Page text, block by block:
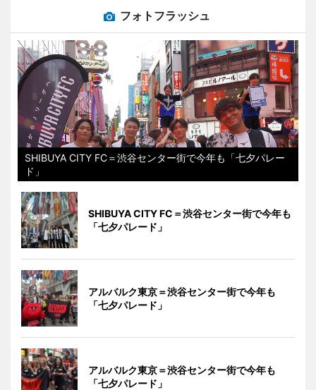
フォトフラッシュ
SHIBUYA CITY FC＝渋谷センター街で今年も「七夕パレー
ド」
SHIBUYA CITY FC＝渋谷センター街で今年も
「七夕パレード」
アルバルク東京＝渋谷センター街で今年も
「七夕パレード」
アルバルク東京＝渋谷センター街で今年も
「七夕パレード」